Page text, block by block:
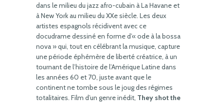
dans le milieu du jazz afro-cubain à La Havane et
à New York au milieu du XXe siècle. Les deux
artistes espagnols récidivent avec ce
docudrame dessiné en forme d’« ode à la bossa
nova » qui, tout en célébrant la musique, capture
une période éphémère de liberté créatrice, à un
tournant de l’histoire de l’Amérique Latine dans
les années 60 et 70, juste avant que le
continent ne tombe sous le joug des régimes
totalitaires. Film d’un genre inédit, They shot the